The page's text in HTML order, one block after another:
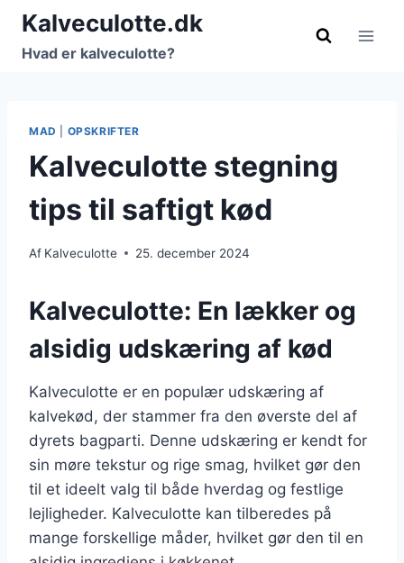
Fortsæt
indhold
Kalveculotte.dk
Hvad er kalveculotte?
MAD OPSKRIFTER
Kalveculotte stegning
tips til saftigt kød
Af Kalveculotte 25. december 2024
Kalveculotte: En lækker og
alsidig udskæring af kød
Kalveculotte er en populær udskæring af
kalvekød, der stammer fra den øverste del af
dyrets bagparti. Denne udskæring er kendt for
sin møre tekstur og rige smag, hvilket gør den
til et ideelt valg til både hverdag og festlige
lejligheder. Kalveculotte kan tilberedes på
mange forskellige måder, hvilket gør den til en